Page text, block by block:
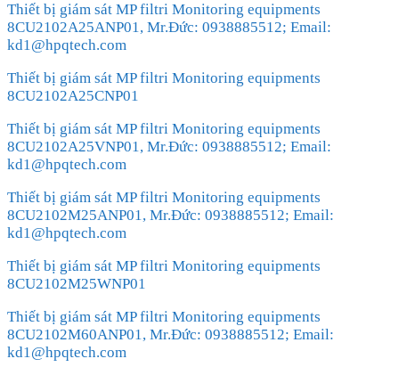
Thiết bị giám sát MP filtri Monitoring equipments
8CU2102A25ANP01, Mr.Đức: 0938885512; Email:
kd1@hpqtech.com
Thiết bị giám sát MP filtri Monitoring equipments
8CU2102A25CNP01
Thiết bị giám sát MP filtri Monitoring equipments
8CU2102A25VNP01, Mr.Đức: 0938885512; Email:
kd1@hpqtech.com
Thiết bị giám sát MP filtri Monitoring equipments
8CU2102M25ANP01, Mr.Đức: 0938885512; Email:
kd1@hpqtech.com
Thiết bị giám sát MP filtri Monitoring equipments
8CU2102M25WNP01
Thiết bị giám sát MP filtri Monitoring equipments
8CU2102M60ANP01, Mr.Đức: 0938885512; Email:
kd1@hpqtech.com